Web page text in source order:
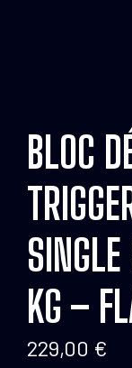
BLOC
KG –
229,00 €